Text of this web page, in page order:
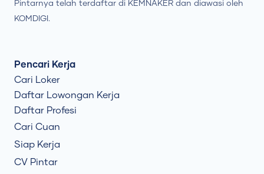
Pintarnya telah terdaftar di KEMNAKER dan diawasi oleh
KOMDIGI.
Pencari Kerja
Cari Loker
Daftar Lowongan Kerja
Daftar Profesi
Cari Cuan
Siap Kerja
CV Pintar